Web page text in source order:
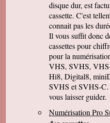
irréprochable. Nous
vous envoyer
désoler de vous
... Bonne continuation
Caroline P.
Merci pour votre
une bonne adresse et
parler de vous . Encore
J-Pierre B.
Tout est OK, merci!
doute encore recours
genre de travail.
Félix F.
J'ai bien reçu votre
disque dur, est
cassette. C'est
connait pas les
Il vous suffit donc
cassettes pour
pour la
VHS, SVHS,
Hi8, Digital8,
SVHS et SVHS-C.
vous laisser guider.
Numérisation Pro